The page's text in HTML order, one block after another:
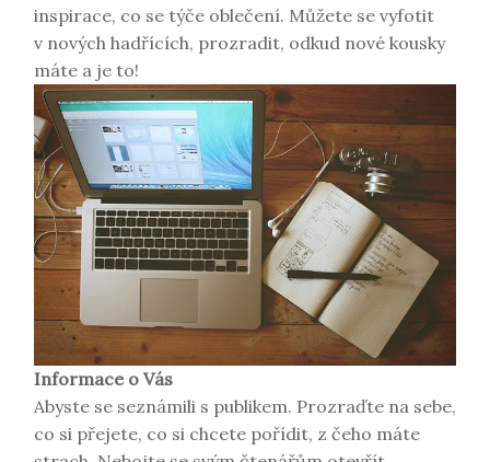
inspirace, co se týče oblečení. Můžete se vyfotit
v nových hadřících, prozradit, odkud nové kousky
máte a je to!
Informace o Vás
Abyste se seznámili s publikem. Prozraďte na sebe,
co si přejete, co si chcete pořídit, z čeho máte